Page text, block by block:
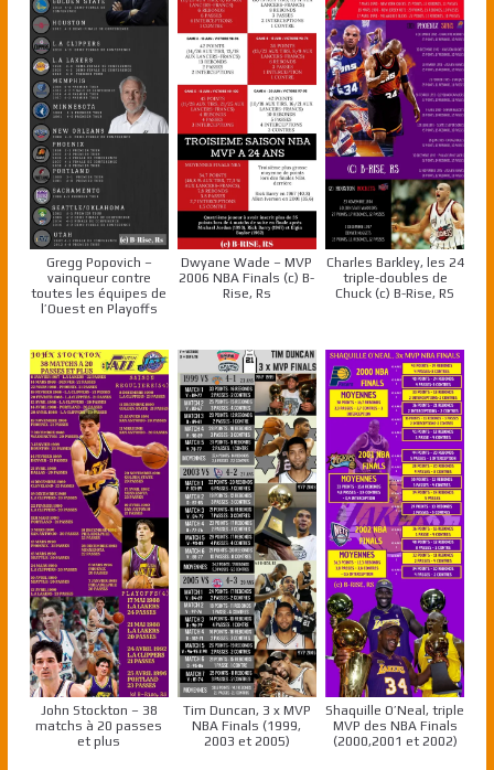
Gregg Popovich –
vainqueur contre
toutes les équipes de
l’Ouest en Playoffs
Dwyane Wade – MVP
2006 NBA Finals (c) B-
Rise, Rs
Charles Barkley, les 24
triple-doubles de
Chuck (c) B-Rise, RS
John Stockton – 38
matchs à 20 passes
et plus
Tim Duncan, 3 x MVP
NBA Finals (1999,
2003 et 2005)
Shaquille O’Neal, triple
MVP des NBA Finals
(2000,2001 et 2002)